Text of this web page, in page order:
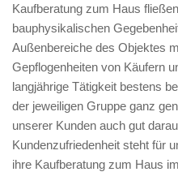
Kaufberatung zum Haus
bauphysikalischen
Außenbereiche des Objektes
Gepflogenheiten von Käufern
langjährige Tätigkeit bestens
der jeweiligen Gruppe ganz
unserer Kunden auch gut
Kundenzufriedenheit steht für
ihre Kaufberatung zum Haus